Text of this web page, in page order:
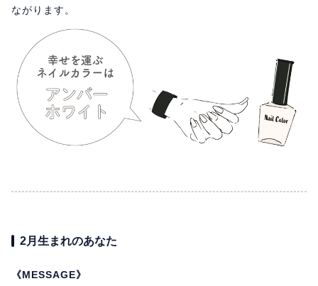
ながります。
2月生まれのあなた
《MESSAGE》